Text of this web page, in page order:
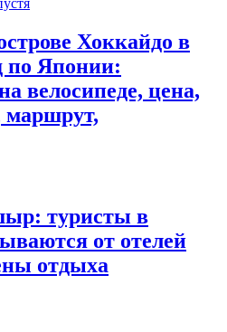
Хоккайдо в
по Японии:
велосипеде, цена,
маршрут,
туристы в
от отелей
отдыха